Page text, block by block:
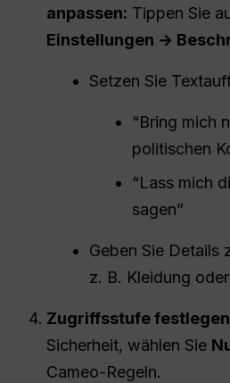
anpassen: Tippen Sie
Einstellungen →
Setzen Sie
“Bring mich
politischen
“Lass mich
sagen”
Geben Sie Details
z. B. Kleidung
Zugriffsstufe
Sicherheit, wählen Sie
Cameo-Regeln.